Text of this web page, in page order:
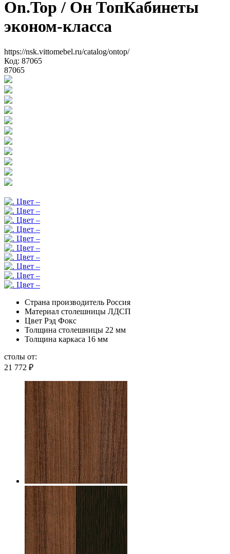
On.Top / Он ТопКабинеты
эконом-класса
https://nsk.vittomebel.ru/catalog/ontop/
Код: 87065
87065
Страна производитель Россия
Материал столешницы ЛДСП
Цвет Рэд Фокс
Толщина столешницы 22 мм
Толщина каркаса 16 мм
столы от:
21 772 ₽